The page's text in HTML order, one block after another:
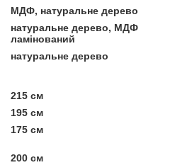
МДФ, натуральне дерево
натуральне дерево, МДФ
ламінований
натуральне дерево
215 см
195 см
175 см
200 см